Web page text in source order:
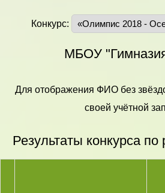
Конкурс:
МБОУ
Для отображения ФИО без
своей учётной
Результаты конкурса по